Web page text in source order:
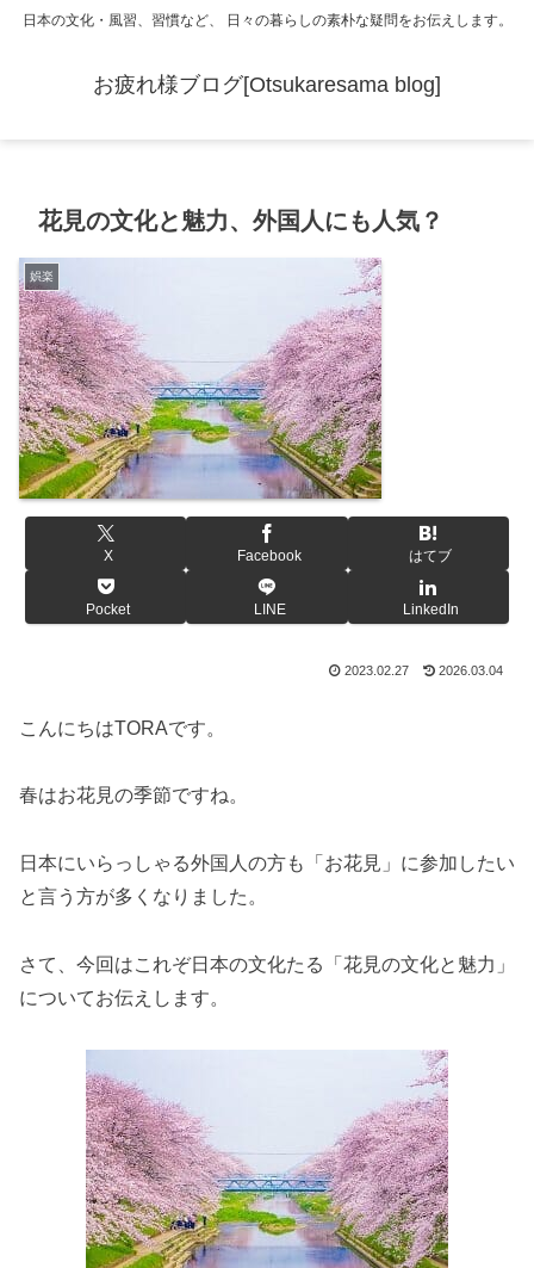
日本の文化・風習、習慣など、 日々の暮らしの素朴な疑問をお伝えします。
お疲れ様ブログ[Otsukaresama blog]
花見の文化と魅力、外国人にも人気？
娯楽
X Facebook はてブ
Pocket LINE LinkedIn
2023.02.27 2026.03.04
こんにちはTORAです。
春はお花見の季節ですね。
日本にいらっしゃる外国人の方も「お花見」に参加したい
と言う方が多くなりました。
さて、今回はこれぞ日本の文化たる「花見の文化と魅力」
についてお伝えします。